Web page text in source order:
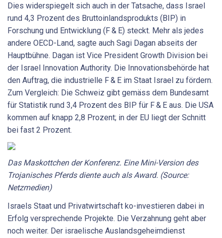
Dies widerspiegelt sich auch in der Tatsache, dass Israel
rund 4,3 Prozent des Bruttoinlandsprodukts (BIP) in
Forschung und Entwicklung (F & E) steckt. Mehr als jedes
andere OECD-Land, sagte auch Sagi Dagan abseits der
Hauptbühne. Dagan ist Vice President Growth Division bei
der Israel Innovation Authority. Die Innovationsbehörde hat
den Auftrag, die industrielle F & E im Staat Israel zu fördern.
Zum Vergleich: Die Schweiz gibt gemäss dem Bundesamt
für Statistik rund 3,4 Prozent des BIP für F & E aus. Die USA
kommen auf knapp 2,8 Prozent; in der EU liegt der Schnitt
bei fast 2 Prozent.
Das Maskottchen der Konferenz. Eine Mini-Version des
Trojanisches Pferds diente auch als Award. (Source:
Netzmedien)
Israels Staat und Privatwirtschaft ko-investieren dabei in
Erfolg versprechende Projekte. Die Verzahnung geht aber
noch weiter. Der israelische Auslandsgeheimdienst